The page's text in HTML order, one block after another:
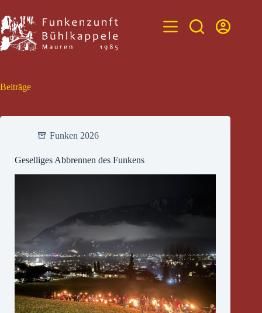
Inhalt
springen
Beiträge
Funken 2026
Geselliges Abbrennen des Funkens